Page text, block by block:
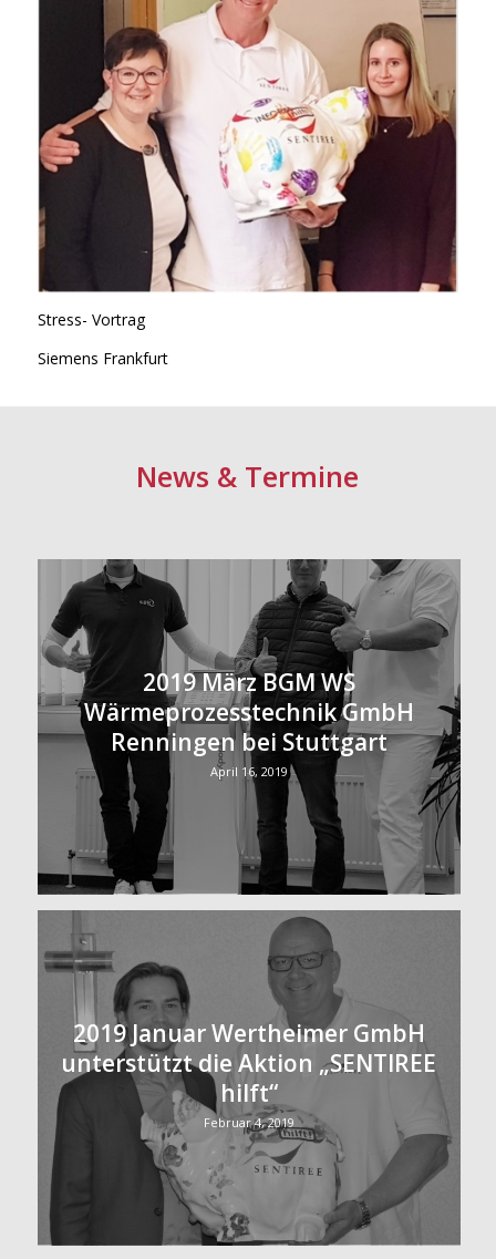
Stress- Vortrag
Siemens Frankfurt
News & Termine
2019 März BGM WS
Wärmeprozesstechnik GmbH
Renningen bei Stuttgart
April 16, 2019
2019 Januar Wertheimer GmbH
unterstützt die Aktion „SENTIREE
hilft“
Februar 4, 2019